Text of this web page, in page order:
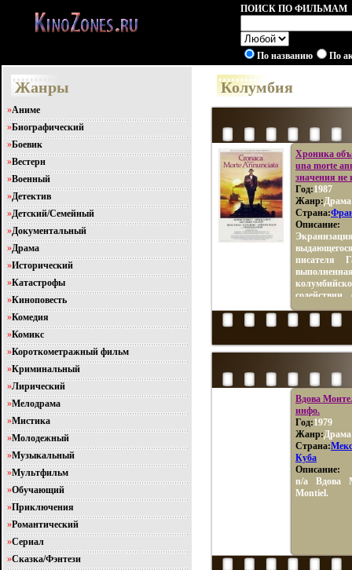
ПОИСК ПО ФИЛЬМАМ
По названию По
Жанры
»Аниме
»Биографический
»Боевик
»Вестерн
»Военный
»Детектив
»Детский/Семейный
»Документальный
»Драма
»Исторический
»Катастрофы
»Киноповесть
»Комедия
»Комикс
»Короткометражный фильм
»Криминальный
»Лирический
»Мелодрама
»Мистика
»Молодежный
»Музыкальный
»Мультфильм
»Обучающий
»Приключения
»Романтический
»Сериал
»Сказка/Фэнтези
Колумбия
Хроника
una morte
значения
Год:1987
Жанр:Драма
Страна:
Описание:
писателя
реализм
не имеют.
Вдова
инфо.
Год:1979
Жанр:Драма
Страна:
Куба
Описание:
n/a Вдова
Montiel.